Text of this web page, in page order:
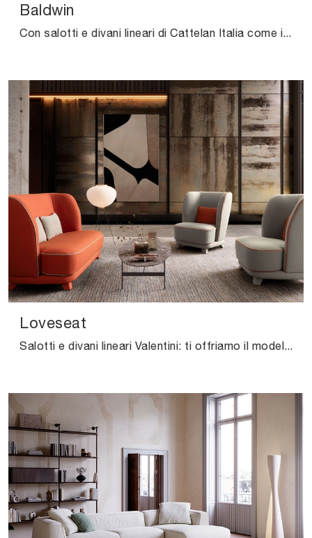
Baldwin
Con salotti e divani lineari di Cattelan Italia come il modello Baldwin in tessuto, potrai ultimare il tuo concept d'arredo.
Loveseat
Salotti e divani lineari Valentini: ti offriamo il modello Loveseat in tessuto per arricchire il soggiorno.